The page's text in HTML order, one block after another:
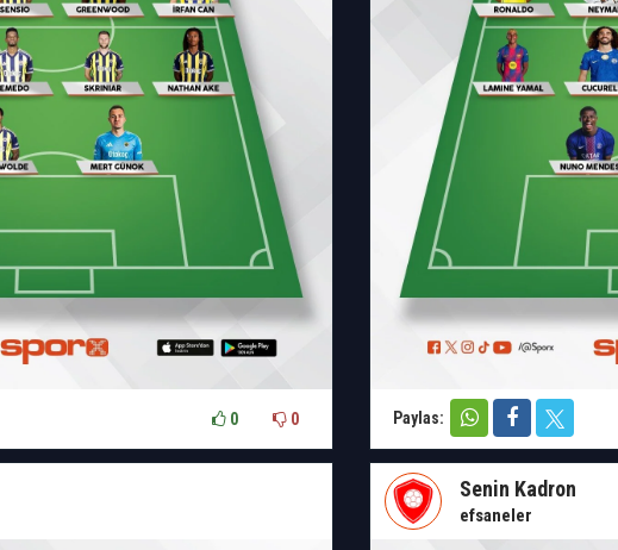
0 0 Paylas:
Senin Kadron
efsaneler